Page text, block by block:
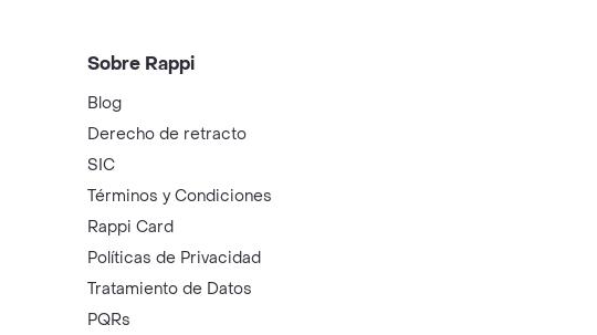
Sobre Rappi
Blog
Derecho de retracto
SIC
Términos y Condiciones
Rappi Card
Políticas de Privacidad
Tratamiento de Datos
PQRs